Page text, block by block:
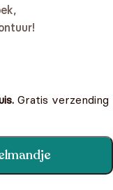
Gratis verzending
aantal